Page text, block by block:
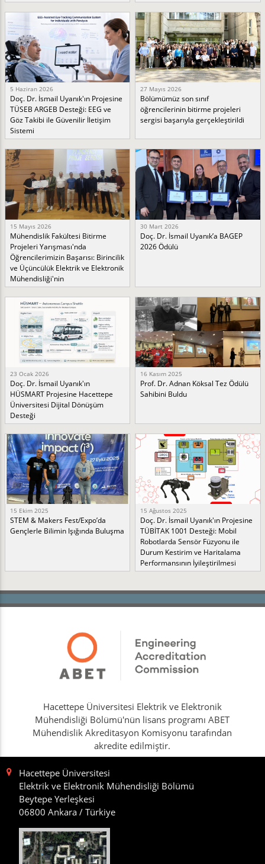
5 Haziran 2026
Doç. Dr. İsmail Uyanık'ın Projesine
TÜSEB ARGEB Desteği: EEG ve
Göz Takibi ile Güvenilir İletişim
Sistemi
27 Mayıs 2026
Bölümümüz son sınıf
öğrencilerinin bitirme projeleri
sergisi başarıyla gerçekleştirildi
15 Mayıs 2026
Mühendislik Fakültesi Bitirme
Projeleri Yarışması'nda
Öğrencilerimizin Başarısı: Birincilik
ve Üçüncülük Elektrik ve Elektronik
Mühendisliği'nin
30 Mart 2026
Doç. Dr. İsmail Uyanık’a BAGEP
2026 Ödülü
23 Ocak 2026
Doç. Dr. İsmail Uyanık'ın
HÜSMART Projesine Hacettepe
Üniversitesi Dijital Dönüşüm
Desteği
16 Kasım 2025
Prof. Dr. Adnan Köksal Tez Ödülü
Sahibini Buldu
15 Ekim 2025
STEM & Makers Fest/Expo’da
Gençlerle Bilimin Işığında Buluşma
15 Ağustos 2025
Doç. Dr. İsmail Uyanık'ın Projesine
TÜBİTAK 1001 Desteği: Mobil
Robotlarda Sensör Füzyonu ile
Durum Kestirim ve Haritalama
Performansının İyileştirilmesi
Hacettepe Üniversitesi Elektrik ve Elektronik
Mühendisliği Bölümü'nün lisans programı ABET
Mühendislik Akreditasyon Komisyonu tarafından
akredite edilmiştir.
Hacettepe Üniversitesi
Elektrik ve Elektronik Mühendisliği Bölümü
Beytepe Yerleşkesi
06800 Ankara / Türkiye